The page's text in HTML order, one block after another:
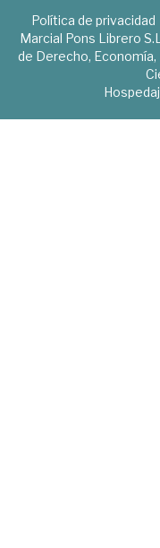
Política de privacidad
Marcial Pons Librero
de Derecho,